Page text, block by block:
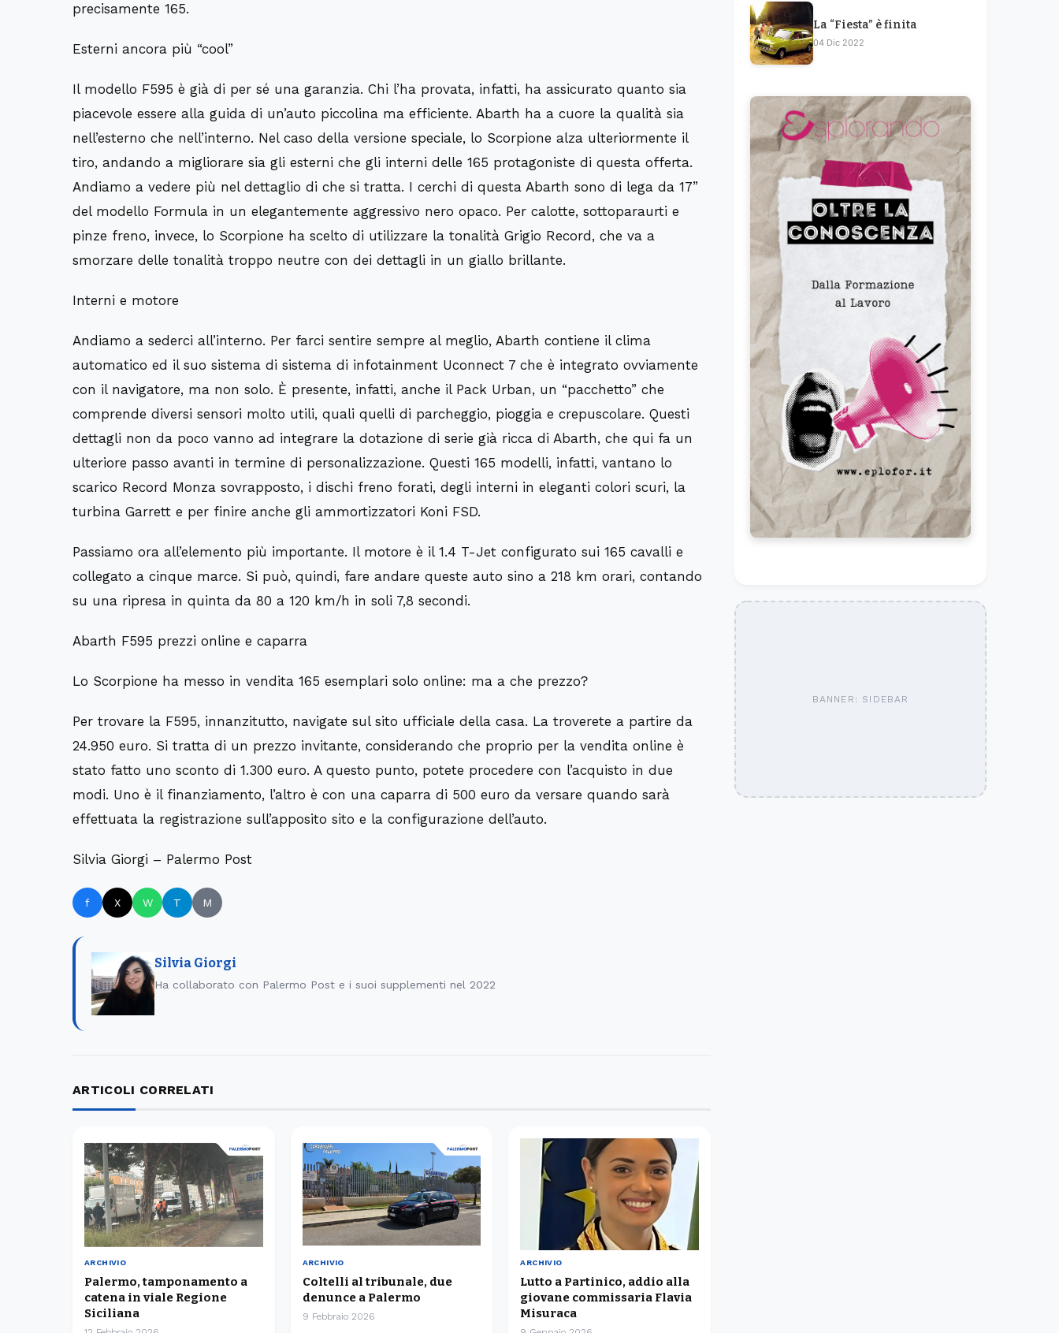
precisamente 165.
Esterni ancora più “cool”
Il modello F595 è già di per sé una garanzia. Chi l’ha provata, infatti, ha assicurato quanto sia
piacevole essere alla guida di un’auto piccolina ma efficiente. Abarth ha a cuore la qualità sia
nell’esterno che nell’interno. Nel caso della versione speciale, lo Scorpione alza ulteriormente il
tiro, andando a migliorare sia gli esterni che gli interni delle 165 protagoniste di questa offerta.
Andiamo a vedere più nel dettaglio di che si tratta. I cerchi di questa Abarth sono di lega da 17”
del modello Formula in un elegantemente aggressivo nero opaco. Per calotte, sottoparaurti e
pinze freno, invece, lo Scorpione ha scelto di utilizzare la tonalità Grigio Record , che va a
smorzare delle tonalità troppo neutre con dei dettagli in un giallo brillante.
Interni e motore
Andiamo a sederci all’interno. Per farci sentire sempre al meglio, Abarth contiene il clima
automatico ed il suo sistema di sistema di infotainment Uconnect 7 che è integrato ovviamente
con il navigatore, ma non solo. È presente, infatti, anche il Pack Urban, un “pacchetto” che
comprende diversi sensori molto utili, quali quelli di parcheggio, pioggia e crepuscolare. Questi
dettagli non da poco vanno ad integrare la dotazione di serie già ricca di Abarth, che qui fa un
ulteriore passo avanti in termine di personalizzazione. Questi 165 modelli, infatti, vantano lo
scarico Record Monza sovrapposto, i dischi freno forati, degli interni in eleganti colori scuri, la
turbina Garrett e per finire anche gli ammortizzatori Koni FSD.
Passiamo ora all’elemento più importante. Il motore è il 1.4 T-Jet configurato sui 165 cavalli e
collegato a cinque marce. Si può, quindi, fare andare queste auto sino a 218 km orari, contando
su una ripresa in quinta da 80 a 120 km/h in soli 7,8 secondi.
Abarth F595 prezzi online e caparra
Lo Scorpione ha messo in vendita 165 esemplari solo online: ma a che prezzo?
Per trovare la F595, innanzitutto, navigate sul sito ufficiale della casa. La troverete a partire da
24.950 euro. Si tratta di un prezzo invitante, considerando che proprio per la vendita online è
stato fatto uno sconto di 1.300 euro. A questo punto, potete procedere con l’acquisto in due
modi. Uno è il finanziamento, l’altro è con una caparra di 500 euro da versare quando sarà
effettuata la registrazione sull’apposito sito e la configurazione dell’auto.
Silvia Giorgi – Palermo Post
f X W T M
Silvia Giorgi
Ha collaborato con Palermo Post e i suoi supplementi nel 2022
ARTICOLI CORRELATI
ARCHIVIO
Palermo, tamponamento a
catena in viale Regione
Siciliana
ARCHIVIO
Coltelli al tribunale, due
denunce a Palermo
9 Febbraio 2026
ARCHIVIO
Lutto a Partinico, addio alla
giovane commissaria Flavia
Misuraca
La “Fiesta” è finita
04 Dic 2022
BANNER: SIDEBAR